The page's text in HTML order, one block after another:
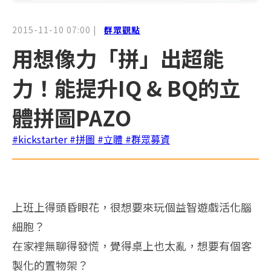
2015-11-10 07:00 | 群眾觀點
用想像力「拼」出超能
力！能提升IQ & BQ的立
體拼圖PAZO
#kickstarter#拼圖 #立體 #群眾募資
上班上得頭昏眼花，很想要來玩個益智遊戲活化腦
細胞？
在家裡無聊得發慌，覺得桌上也太亂，想要有個客
製化的置物架？